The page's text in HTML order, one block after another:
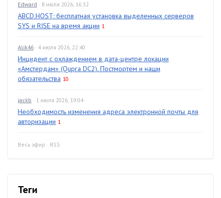
Edward · 8 июля 2026, 16:32
ABCD.HOST: бесплатная установка выделенных серверов
SYS и RISE на время акции 1
Alik46 · 4 июля 2026, 22:40
Инцидент с охлаждением в дата-центре локации
«Амстердам» (Qupra DC2). Постмортем и наши
обязательства 10
jackb · 1 июля 2026, 19:04
Необходимость изменения адреса электронной почты для
авторизации 1
Весь эфир · RSS
Теги